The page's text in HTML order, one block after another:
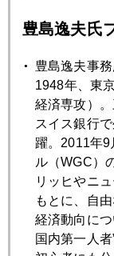
いよいよＦＯＭ
2023年01月30日
初心者向け 金
2023年01月27日
今こそ原点に戻
2023年01月26日
豊島逸夫氏
豊島逸夫事務
1948年、東
経済専攻）
スイス銀行
躍。2011年9
ル（WGC）
リッヒやニ
もとに、自
経済動向に
国内第一人